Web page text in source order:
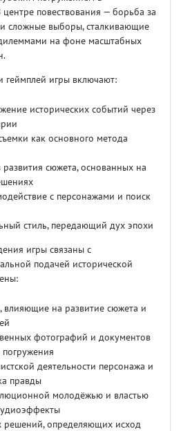
повествования — борьба за
сложные выборы, сталкивающие
на фоне масштабных
геймплей игры включают:
исторических событий через
как основного метода
сюжета, основанных на
с персонажами и поиск
стиль, передающий дух эпохи
игры связаны с
подачей исторической
на развитие сюжета и
фотографий и документов
погружения
деятельности персонажа и
правды
молодёжью и властью
определяющих исход